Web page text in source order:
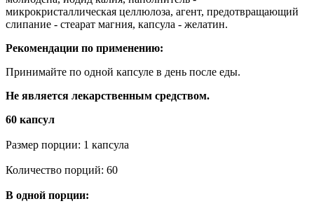
микрокристаллическая целлюлоза, агент, предотвращающий
слипание - стеарат магния, капсула - желатин.
Рекомендации по применению:
Принимайте по одной капсуле в день после еды.
Не является лекарственным средством.
60 капсул
Размер порции: 1 капсула
Количество порций: 60
В одной порции: